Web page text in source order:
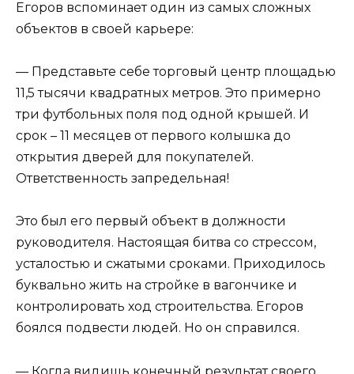
Егоров вспоминает один из самых сложных
объектов в своей карьере:
— Представьте себе торговый центр площадью
11,5 тысячи квадратных метров. Это примерно
три футбольных поля под одной крышей. И
срок – 11 месяцев от первого колышка до
открытия дверей для покупателей.
Ответственность запредельная!
Это был его первый объект в должности
руководителя. Настоящая битва со стрессом,
усталостью и сжатыми сроками. Приходилось
буквально жить на стройке в вагончике и
контролировать ход строительства. Егоров
боялся подвести людей. Но он справился.
— Когда видишь конечный результат своего